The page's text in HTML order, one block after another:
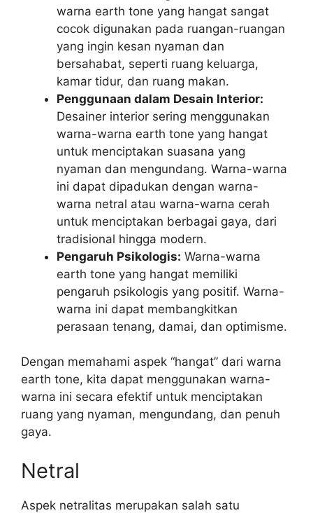
warna earth tone yang hangat sangat
cocok digunakan pada ruangan-ruangan
yang ingin kesan nyaman dan
bersahabat, seperti ruang keluarga,
kamar tidur, dan ruang makan.
Penggunaan dalam Desain Interior:
Desainer interior sering menggunakan
warna-warna earth tone yang hangat
untuk menciptakan suasana yang
nyaman dan mengundang. Warna-warna
ini dapat dipadukan dengan warna-
warna netral atau warna-warna cerah
untuk menciptakan berbagai gaya, dari
tradisional hingga modern.
Pengaruh Psikologis: Warna-warna
earth tone yang hangat memiliki
pengaruh psikologis yang positif. Warna-
warna ini dapat membangkitkan
perasaan tenang, damai, dan optimisme.
Dengan memahami aspek “hangat” dari warna
earth tone, kita dapat menggunakan warna-
warna ini secara efektif untuk menciptakan
ruang yang nyaman, mengundang, dan penuh
gaya.
Netral
Aspek netralitas merupakan salah satu